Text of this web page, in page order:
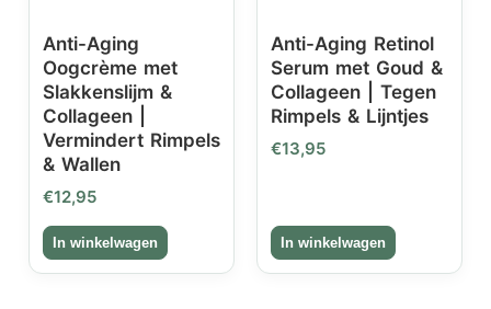
Anti-Aging
Oogcrème met
Slakkenslijm &
Collageen |
Vermindert Rimpels
& Wallen
€12,95
Anti-Aging Retinol
Serum met Goud &
Collageen | Tegen
Rimpels & Lijntjes
€13,95